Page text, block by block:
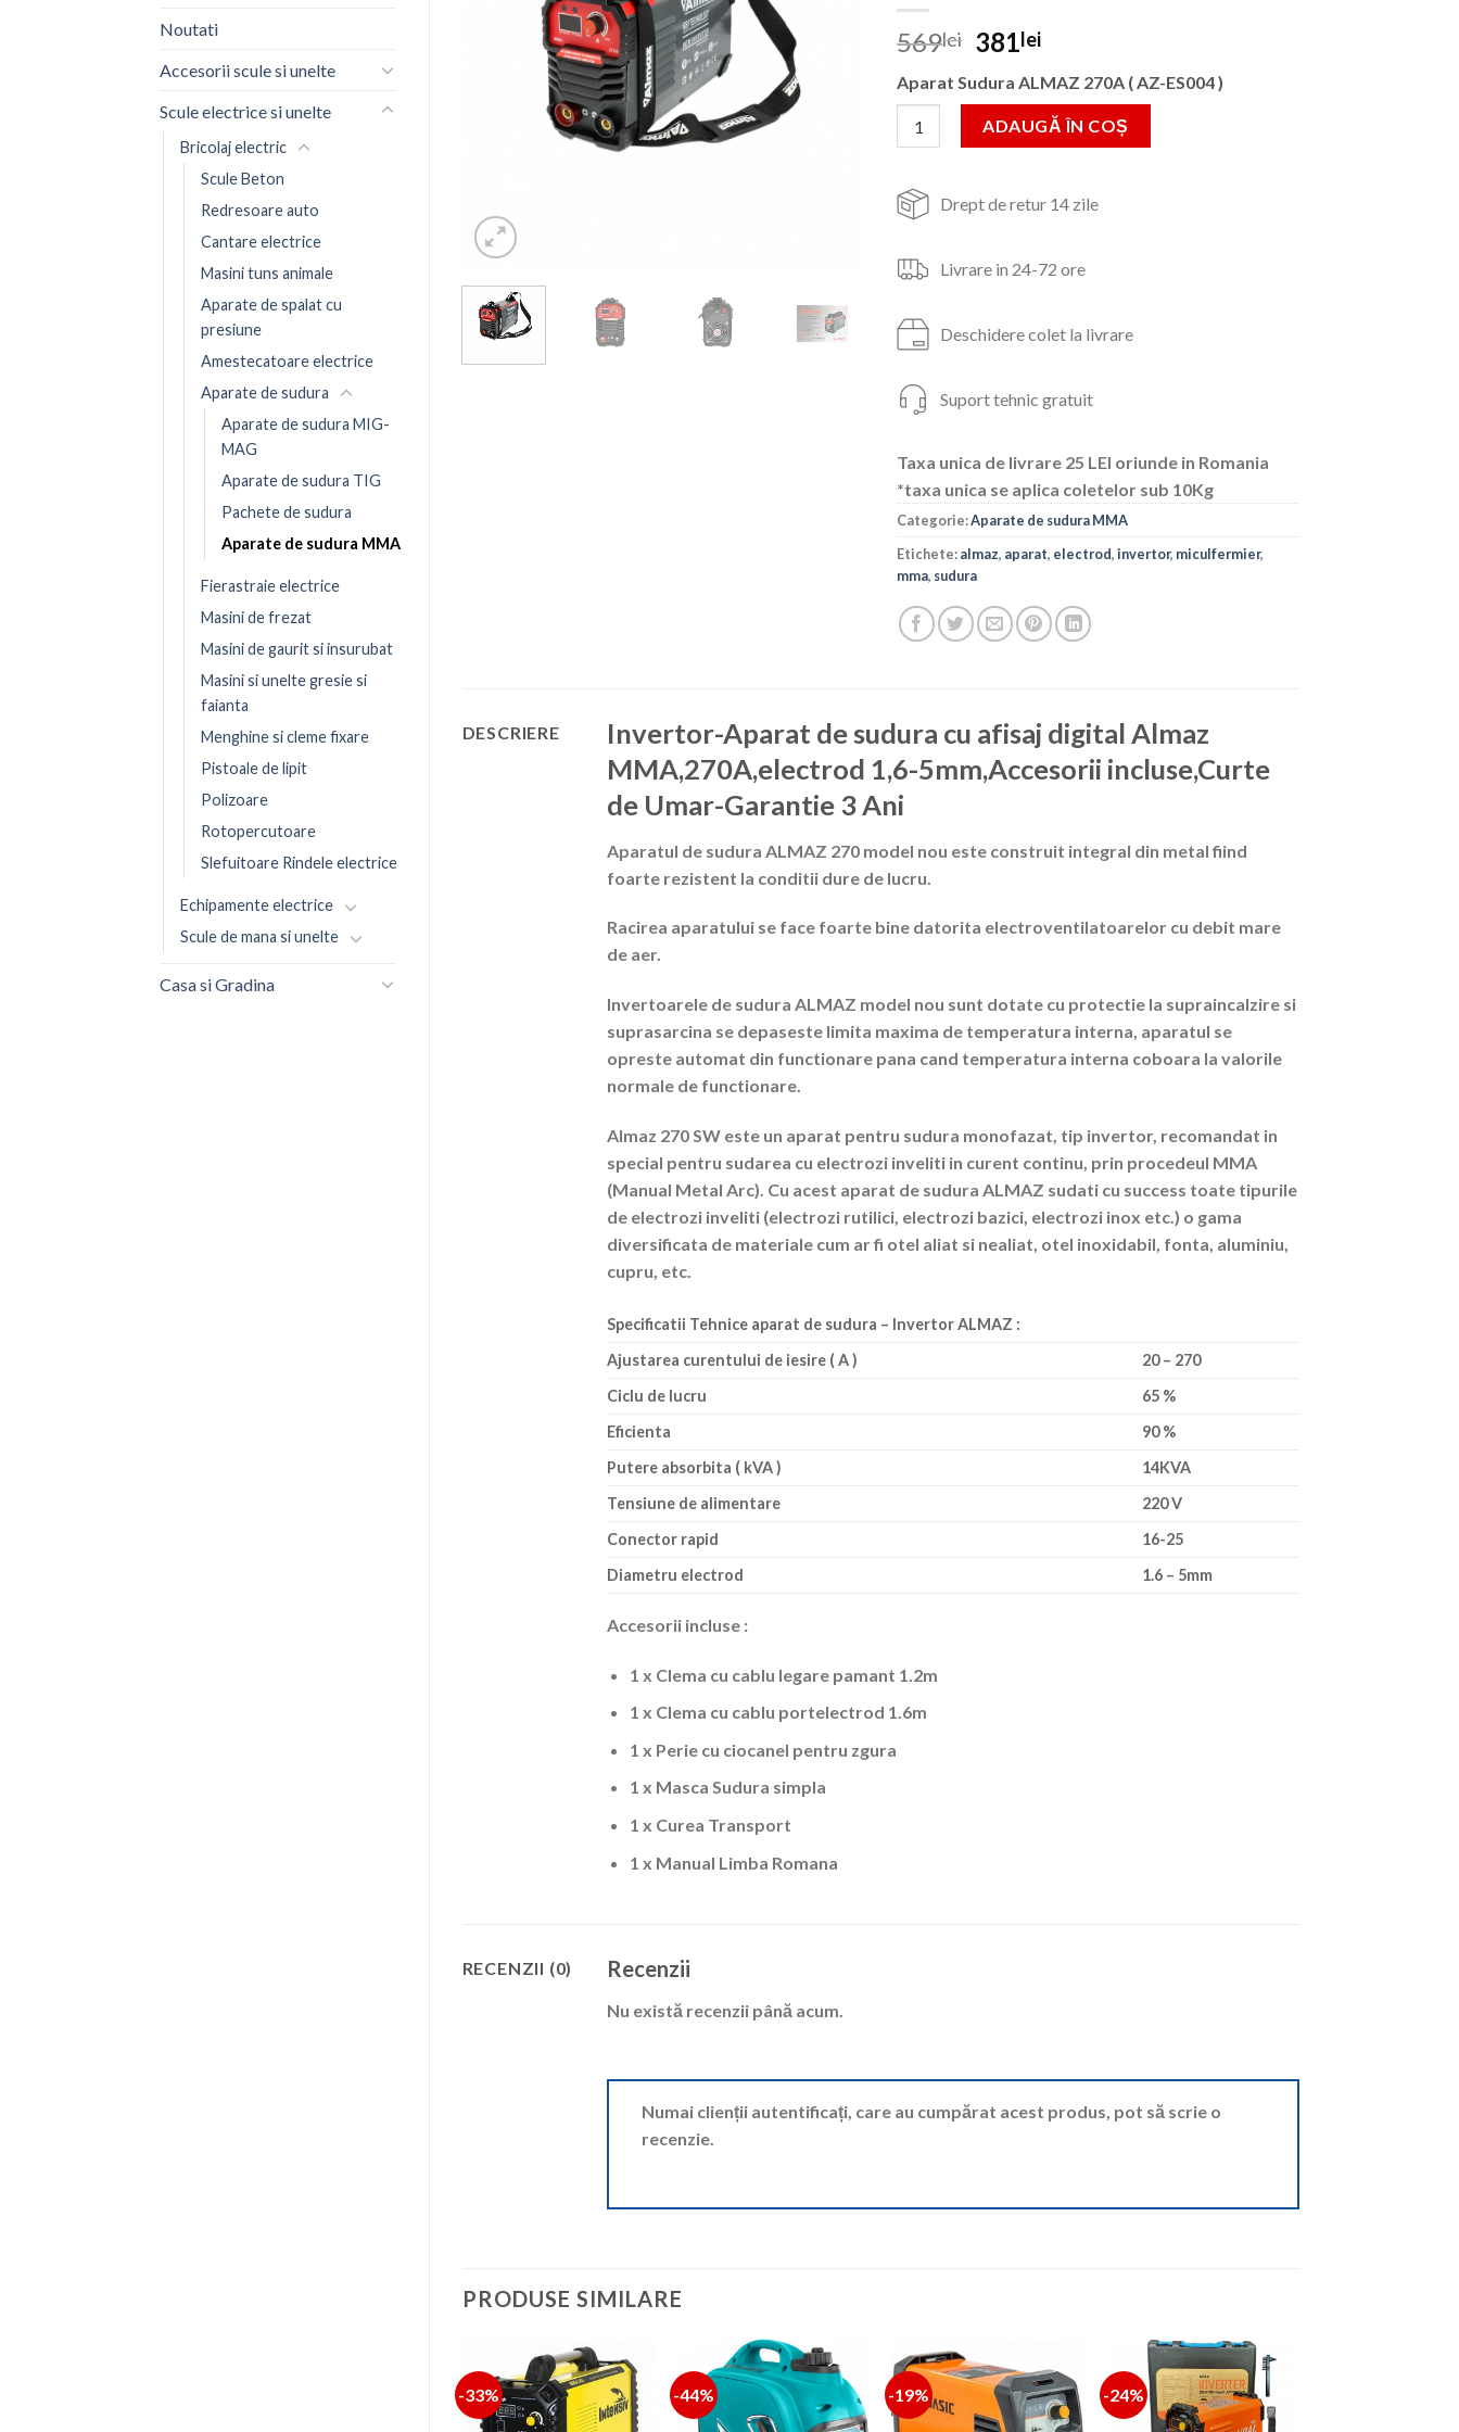
Noutati
Accesorii scule si unelte
Scule electrice si unelte
Bricolaj electric
Scule Beton
Redresoare auto
Cantare electrice
Masini tuns animale
Aparate de spalat cu
presiune
Amestecatoare electrice
Aparate de sudura
Aparate de sudura MIG-
MAG
Aparate de sudura TIG
Pachete de sudura
Aparate de sudura MMA
Fierastraie electrice
Masini de frezat
Masini de gaurit si insurubat
Masini si unelte gresie si
faianta
Menghine si cleme fixare
Pistoale de lipit
Polizoare
Rotopercutoare
Slefuitoare Rindele electrice
Echipamente electrice
Scule de mana si unelte
Casa si Gradina
569lei Prețul
a
fost:
569lei.
381leiPrețul
este:
381lei.
Aparat Sudura ALMAZ 270A ( AZ-ES004 )
Cantitate Aparat de sudura digital Almaz MMA, 270Ah, Electrod 1,6 - 5mm
ADAUGĂ ÎN COȘ
Drept de retur 14 zile
Livrare in 24-72 ore
Deschidere colet la livrare
Suport tehnic gratuit
Taxa unica de livrare 25 LEI oriunde in Romania
*taxa unica se aplica coletelor sub 10Kg
Categorie:Aparate de sudura MMA
Etichete:almaz, aparat, electrod,invertor, miculfermier,
mma, sudura
DESCRIERE
Invertor-Aparat de sudura cu afisaj digital Almaz
MMA,270A,electrod 1,6-5mm,Accesorii incluse,Curte
de Umar-Garantie 3 Ani
Aparatul de sudura ALMAZ 270 model nou este construit integral din metal fiind
foarte rezistent la conditii dure de lucru.
Racirea aparatului se face foarte bine datorita electroventilatoarelor cu debit mare
de aer.
Invertoarele de sudura ALMAZ model nou sunt dotate cu protectie la supraincalzire si
suprasarcina se depaseste limita maxima de temperatura interna, aparatul se
opreste automat din functionare pana cand temperatura interna coboara la valorile
normale de functionare.
Almaz 270 SW este un aparat pentru sudura monofazat, tip invertor, recomandat in
special pentru sudarea cu electrozi inveliti in curent continu, prin procedeul MMA
(Manual Metal Arc). Cu acest aparat de sudura ALMAZ sudati cu success toate tipurile
de electrozi inveliti (electrozi rutilici, electrozi bazici, electrozi inox etc.) o gama
diversificata de materiale cum ar fi otel aliat si nealiat, otel inoxidabil, fonta, aluminiu,
cupru, etc.
Specificatii Tehnice aparat de sudura – Invertor ALMAZ :
Ajustarea curentului de iesire ( A )
20 – 270
Ciclu de lucru
65 %
Eficienta
90 %
Putere absorbita ( kVA )
14KVA
Tensiune de alimentare
220 V
Conector rapid
16-25
Diametru electrod
1.6 – 5mm
Accesorii incluse :
1 x Clema cu cablu legare pamant 1.2m
1 x Clema cu cablu portelectrod 1.6m
1 x Perie cu ciocanel pentru zgura
1 x Masca Sudura simpla
1 x Curea Transport
1 x Manual Limba Romana
RECENZII (0) Recenzii
Nu există recenzii până acum.
Numai clienții autentificați, care au cumpărat acest produs, pot să scrie o
recenzie.
PRODUSE SIMILARE
-33% -44% -19% -24%